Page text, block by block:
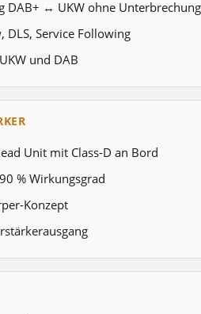
DAB+ ↔ UKW ohne Unterbrechung
DLS, Service Following
und DAB
Unit mit Class-D an Bord
% Wirkungsgrad
Konzept